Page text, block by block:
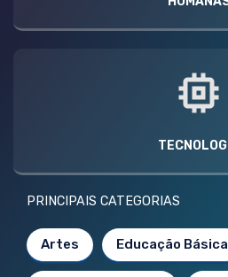
PRINCIPAIS CATEGORIAS
Artes Educação Básica